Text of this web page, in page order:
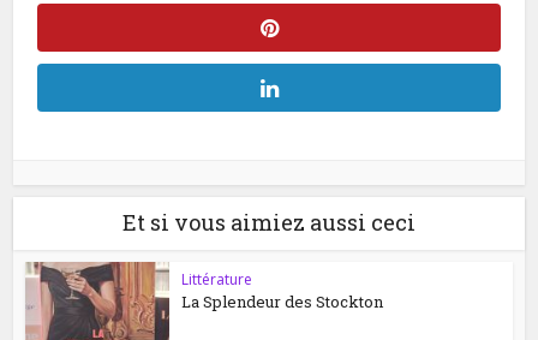
Et si vous aimiez aussi ceci
Littérature
La Splendeur des Stockton